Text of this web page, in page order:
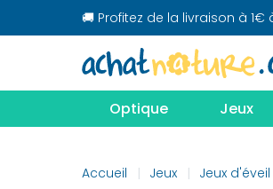
🚚 Profitez de la livraison à
Optique Jeux
Accueil Jeux Jeux d'éveil